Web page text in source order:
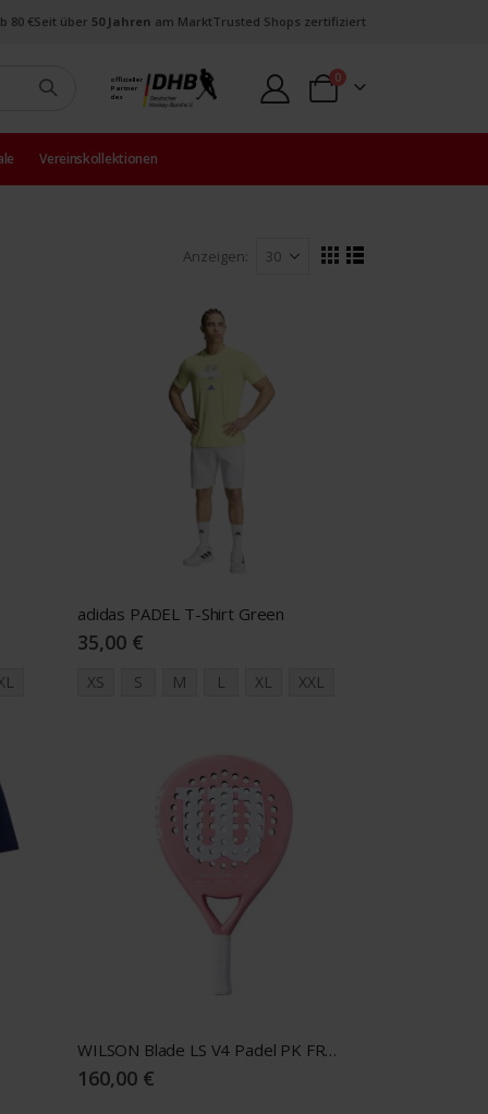
80 €Seit über 50 Jahren am MarktTrusted Shops zertifiziert
offizieller
Partner
des
Warenkorb
0Artikel
Vereinskollektionen
Anzeigen
Ansicht
Raster
Liste
adidas PADEL T-Shirt Green
35,00 €
XS S M L XL XXL
WILSON Blade LS V4 Padel PK FRM 2
160,00 €